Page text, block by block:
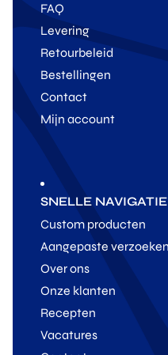
FAQ
Levering
Retourbeleid
Bestellingen
Contact
Mijn account
SNELLE NAVIGATIE
Custom producten
Aangepaste verzoeken
Over ons
Onze klanten
Recepten
Vacatures